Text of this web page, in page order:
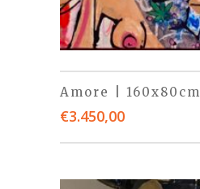
Amore | 160x80cm
€3.450,00